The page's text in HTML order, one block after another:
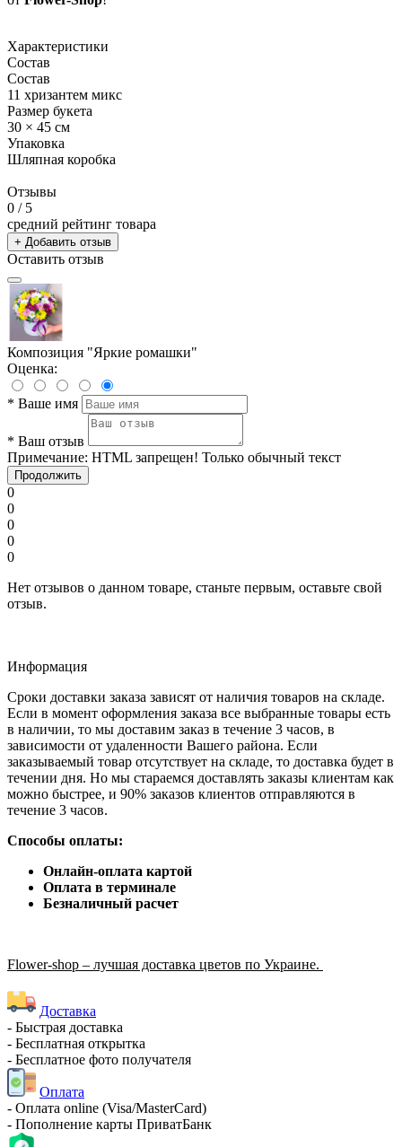
Характеристики
Состав
Состав
11 хризантем микс
Размер букета
30 × 45 см
Упаковка
Шляпная коробка
Отзывы
0 / 5
средний рейтинг товара
+ Добавить отзыв
Оставить отзыв
Композиция "Яркие ромашки"
Оценка:
* Ваше имя
* Ваш отзыв
Примечание: HTML запрещен! Только обычный текст
Продолжить
0
0
0
0
0
Нет отзывов о данном товаре, станьте первым, оставьте свой
отзыв.
Информация
Сроки доставки заказа зависят от наличия товаров на складе.
Если в момент оформления заказа все выбранные товары есть
в наличии, то мы доставим заказ в течение 3 часов, в
зависимости от удаленности Вашего района. Если
заказываемый товар отсутствует на складе, то доставка будет в
течении дня. Но мы стараемся доставлять заказы клиентам как
можно быстрее, и 90% заказов клиентов отправляются в
течение 3 часов.
Способы оплаты:
Онлайн-оплата картой
Оплата в терминале
Безналичный расчет
Flower-shop – лучшая доставка цветов по Украине.
Доставка
- Быстрая доставка
- Бесплатная открытка
- Бесплатное фото получателя
Оплата
- Оплата online (Visa/MasterCard)
- Пополнение карты ПриватБанк